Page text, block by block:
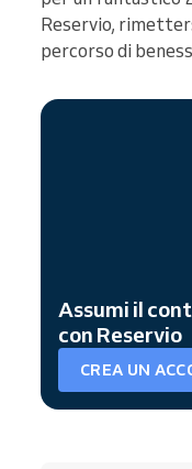
Reservio,
percorso di
Assumi il
con Reservio
CREA UN